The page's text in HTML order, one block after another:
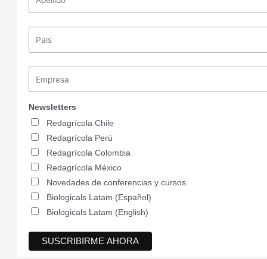
Newsletters
Redagrícola Chile
Redagrícola Perú
Redagrícola Colombia
Redagrícola México
Novedades de conferencias y cursos
Biologicals Latam (Español)
Biologicals Latam (English)